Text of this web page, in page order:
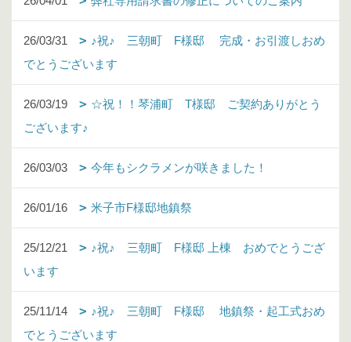
26/03/31
♪祝♪ 三朝町 F様邸 完成・お引渡しおめ
でとうございます
26/03/19
☆祝！！琴浦町 T様邸 ご契約ありがとう
ございます♪
26/03/03 今年もシクラメンが咲きました！
26/01/16 米子市F様邸地鎮祭
25/12/21
♪祝♪ 三朝町 F様邸 上棟 おめでとうござ
います
25/11/14
♪祝♪ 三朝町 F様邸 地鎮祭・起工式おめ
でとうございます